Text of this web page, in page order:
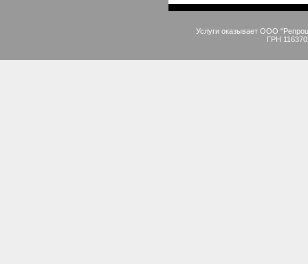
Услуги оказывает ООО
ГРН